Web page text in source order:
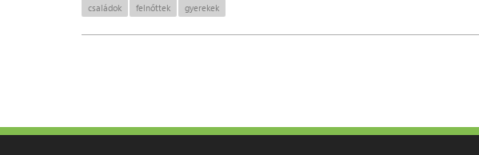
családok felnőttek gyerekek